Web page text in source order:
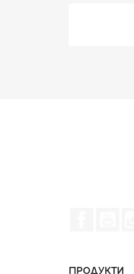
ПРОДУКТИ